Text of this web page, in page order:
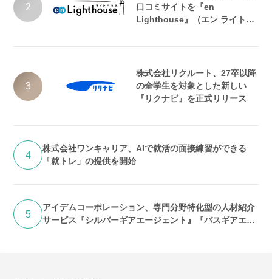
2
口コミサイトを『en
Lighthouse』（エン ライトハ
3
株式会社リクルート、27卒以降
の全学生を対象とした新しい
『リクナビ』を正式リリース
4
株式会社ワンキャリア、AIで就活の面接練習ができる
「就トレ」の提供を開始
5
アイデムコーポレーション、専門分野特化型の人材紹介
サービス『シルバーギアエージェント』『バスギアエー